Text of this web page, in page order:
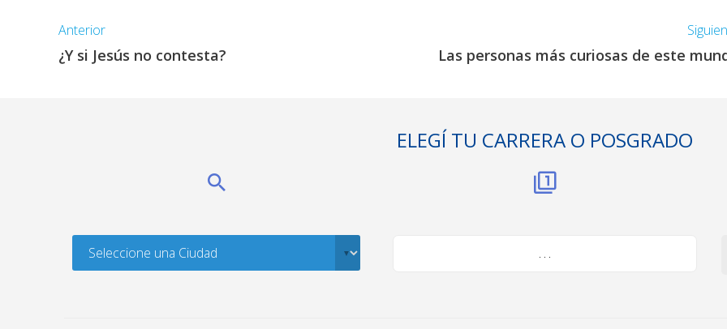
Anterior
¿Y si Jesús no contesta? Las personas más curiosas de este
ELEGÍ TU CARRERA O POSGRADO
. . .